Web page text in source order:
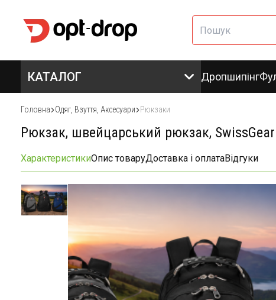
КАТАЛОГ Дропшипінг
Головна Одяг, Взуття, Аксесуари Рюкзаки
Рюкзак, швейцарський рюкзак,
ХарактеристикиОпис товаруДоставка і оплатаВідгуки